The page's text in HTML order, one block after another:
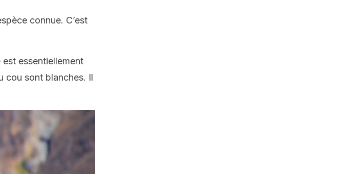
connue. C’est
essentiellement
cou sont blanches. Il